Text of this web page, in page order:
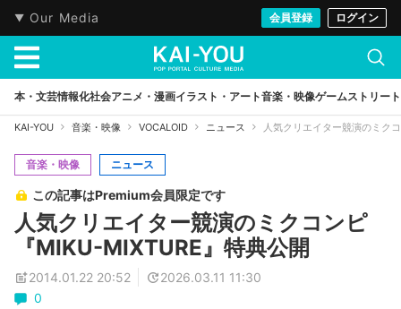
Our Media 会員登録 ログイン
本・文芸情報化社会アニメ・漫画イラスト・アート音楽・映像ゲームストリート
KAI-YOU 音楽・映像 VOCALOID ニュース 人気クリエイター競演のミク
音楽・映像 ニュース
この記事はPremium会員限定です
人気クリエイター競演のミクコンピ
『MIKU-MIXTURE』特典公開
2014.01.22 20:52
2026.03.11 11:30
0